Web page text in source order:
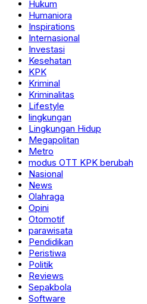
Hukum
Humaniora
Inspirations
Internasional
Investasi
Kesehatan
KPK
Kriminal
Kriminalitas
Lifestyle
lingkungan
Lingkungan Hidup
Megapolitan
Metro
modus OTT KPK berubah
Nasional
News
Olahraga
Opini
Otomotif
parawisata
Pendidikan
Peristiwa
Politik
Reviews
Sepakbola
Software